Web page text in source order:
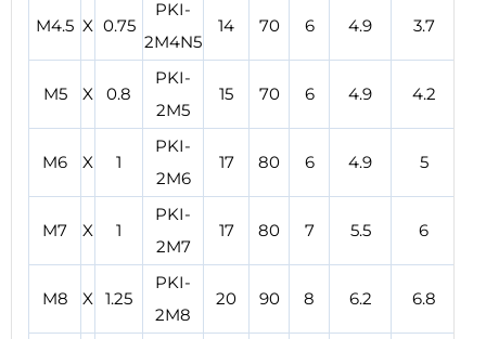
M4.5 X 0.75
PKI-
2M4N5
14 70 6 4.9 3.7
M5 X 0.8
PKI-
2M5
15 70 6 4.9 4.2
M6 X 1
PKI-
2M6
17 80 6 4.9 5
M7 X 1
PKI-
2M7
17 80 7 5.5 6
M8 X 1.25
PKI-
2M8
20 90 8 6.2 6.8